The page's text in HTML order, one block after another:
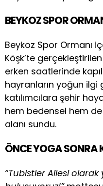
BEYKOZ SPOR
Beykoz Spor Ormanı
Köşk’te
erken saatlerinde
hayranların yoğun ilgi
katılımcılara şehir
hem bedensel hem
alanı sundu.
ÖNCE YOGA SONRA
“Tubistler Ailesi olarak